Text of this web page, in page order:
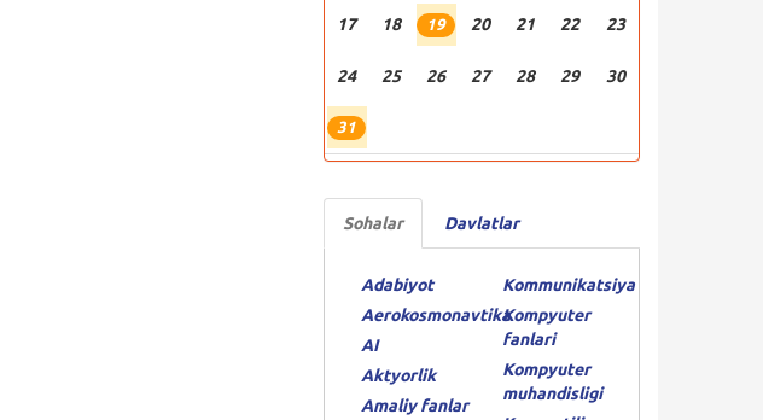
17 18 19 20 21 22 23
24 25 26 27 28 29 30
31
Sohalar Davlatlar
Adabiyot
Aerokosmonavtika
AI
Aktyorlik
Amaliy fanlar
Kommunikatsiya
Kompyuter
fanlari
Kompyuter
muhandisligi